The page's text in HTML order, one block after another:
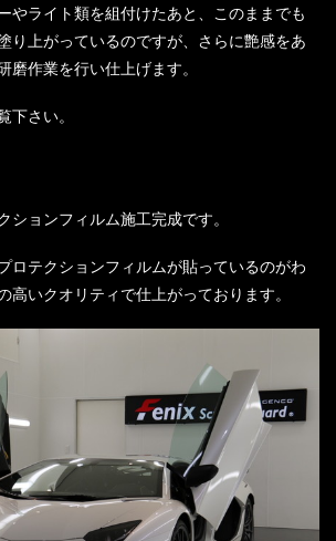
やライト類を組付けたあと、このままでも
り上がっているのですが、さらに艶感をあ
磨作業を行い仕上げます。
下さい。
ションフィルム施工完成です。
ロテクションフィルムが貼っているのがわ
高いクオリティで仕上がっております。